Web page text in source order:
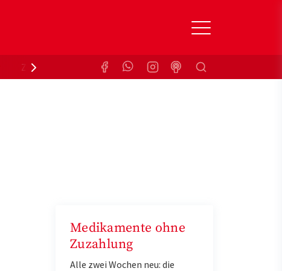
Zuzahlungsbefreiung KrankenkasseSuchen
Medikamente ohne
Zuzahlung
Alle zwei Wochen neu: die